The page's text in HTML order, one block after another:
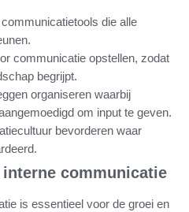
die alle
communicatie opstellen, zodat
begrijpt.
organiseren waarbij
om input te geven.
bevorderen waar
communicatie
is essentieel voor de groei en